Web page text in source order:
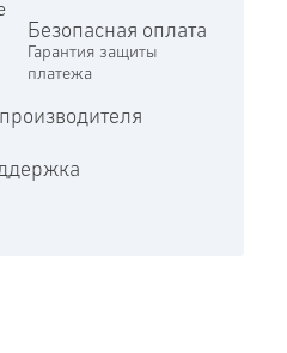
Безопасная оплата
Гарантия защиты
платежа